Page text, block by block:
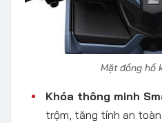
Mặt đồng hồ
Khóa thông minh
trộm, tăng tính an